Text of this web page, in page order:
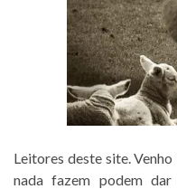
Leitores deste site.
nada fazem podem